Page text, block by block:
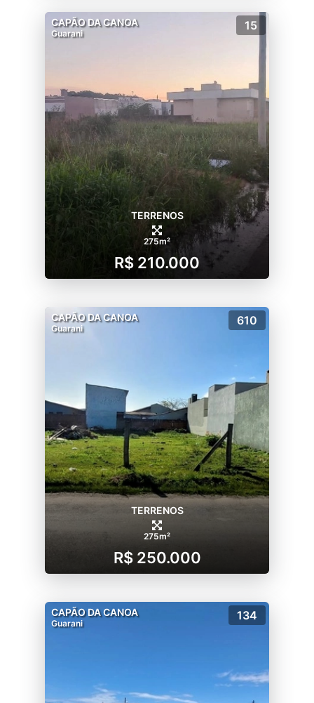
CAPÃO DA CANOA
Guarani
15
TERRENOS
275m²
R$ 210.000
CAPÃO DA CANOA
Guarani
610
TERRENOS
275m²
R$ 250.000
CAPÃO DA CANOA
Guarani
134